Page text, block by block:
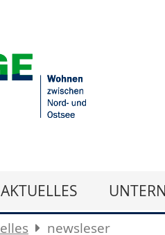
AKTUELLES
newsleser